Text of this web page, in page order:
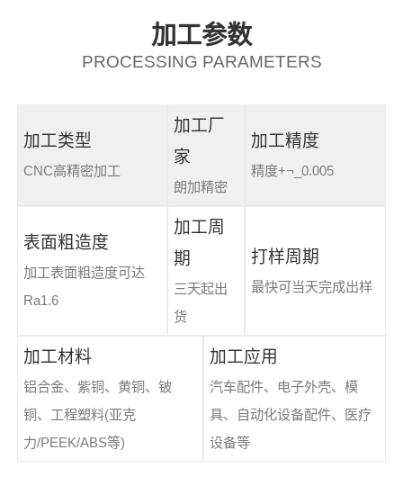
加工参数
PROCESSING PARAMETERS
加工类型
CNC高精密加工
加工厂
家
朗加精密
加工精度
精度+¬_0.005
表面粗造度
加工表面粗造度可达
Ra1.6
加工周
期
三天起出
货
打样周期
最快可当天完成出样
加工材料
铝合金、紫铜、黄铜、铍
铜、工程塑料(亚克
力/PEEK/ABS等)
加工应用
汽车配件、电子外壳、模
具、自动化设备配件、医疗
设备等